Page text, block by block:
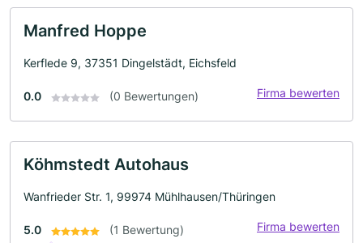
Manfred Hoppe
Kerflede 9, 37351 Dingelstädt, Eichsfeld
0.0 (0 Bewertungen) Firma bewerten
Köhmstedt Autohaus
Wanfrieder Str. 1, 99974 Mühlhausen/Thüringen
5.0 (1 Bewertung) Firma bewerten